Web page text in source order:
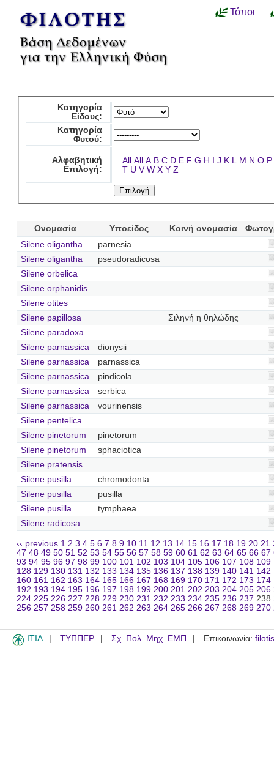
Τόποι
Κατηγορία
Είδους:
Κατηγορία
Φυτού:
Αλφαβητική
Επιλογή:
All All A B C D E F G H I J K L M N O P
T U V W X Y Z
Ονομασία Υποείδος Κοινή ονομασία
Silene oligantha
parnesia
Silene oligantha
pseudoradicosa
Silene orbelica
Silene orphanidis
Silene otites
Silene papillosa
Σιληνή η θηλώδης
Silene paradoxa
Silene parnassica
dionysii
Silene parnassica
parnassica
Silene parnassica
pindicola
Silene parnassica
serbica
Silene parnassica
vourinensis
Silene pentelica
Silene pinetorum
pinetorum
Silene pinetorum
sphaciotica
Silene pratensis
Silene pusilla
chromodonta
Silene pusilla
pusilla
Silene pusilla
tymphaea
Silene radicosa
‹‹ previous 1 2 3 4 5 6 7 8 9 10 11 12 13 14 15 16 17 18 19 20 21
47 48 49 50 51 52 53 54 55 56 57 58 59 60 61 62 63 64 65 66 67
93 94 95 96 97 98 99 100 101 102 103 104 105 106 107 108 109
128 129 130 131 132 133 134 135 136 137 138 139 140 141 142
160 161 162 163 164 165 166 167 168 169 170 171 172 173 174
192 193 194 195 196 197 198 199 200 201 202 203 204 205 206
224 225 226 227 228 229 230 231 232 233 234 235 236 237 238
256 257 258 259 260 261 262 263 264 265 266 267 268 269 270
ITIA ΤΥΠΠΕΡ Σχ. Πολ. Μηχ. ΕΜΠ Επικοινωνία: